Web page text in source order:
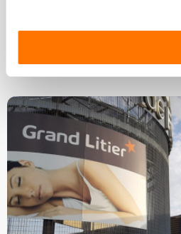
VOUJEAUCOURT 25420